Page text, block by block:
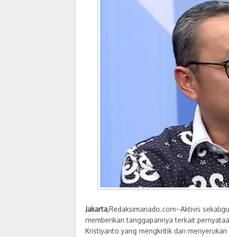
Jakarta,Redaksimanado.com~Aktivis
memberikan tanggapannya terkait
Kristiyanto yang mengkritik dan